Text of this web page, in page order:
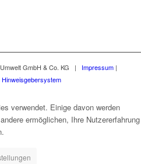
GmbH & Co. KG | Impressum|
Hinweisgebersystem
verwendet. Einige davon werden
ermöglichen, Ihre Nutzererfahrung